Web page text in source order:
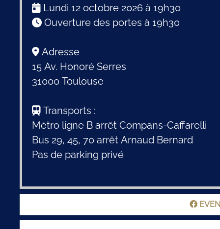
Lundi 12 octobre 2026 à 19h30
Ouverture des portes à 19h30
Adresse
15 Av. Honoré Serres
31000 Toulouse
Transports :
Métro ligne B arrêt Compans-Caffarelli
Bus 29, 45, 70 arrêt Arnaud Bernard
Pas de parking privé